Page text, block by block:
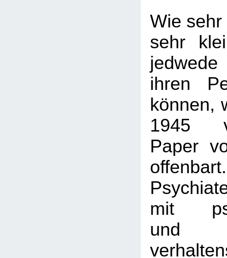
Wie
sehr
ihren
können,
1945
Paper
mit
und